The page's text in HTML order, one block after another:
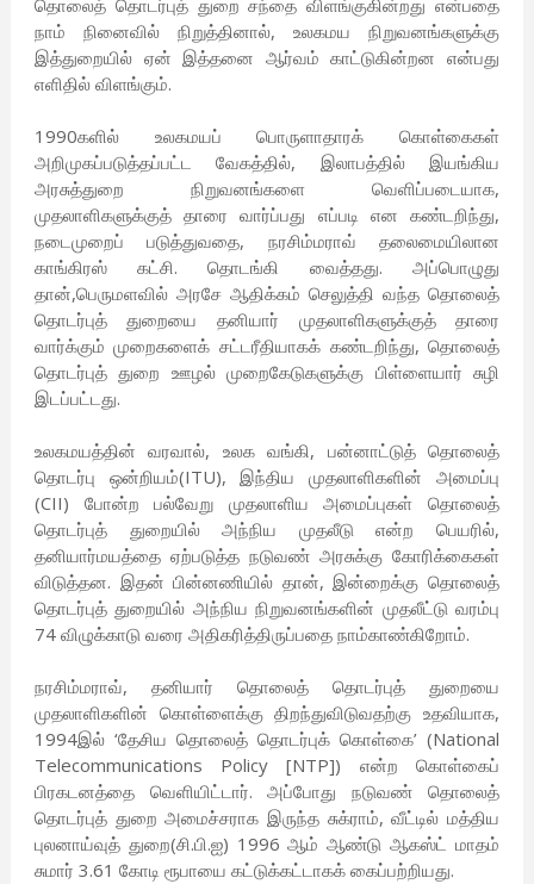
தொலைத் தொடர்புத் துறை சந்தை விளங்குகின்றது என்பதை
நாம் நினைவில் நிறுத்தினால், உலகமய நிறுவனங்களுக்கு
இத்துறையில் ஏன் இத்தனை ஆர்வம் காட்டுகின்றன என்பது
எளிதில் விளங்கும்.
1990களில் உலகமயப் பொருளாதாரக் கொள்கைகள்
அறிமுகப்படுத்தப்பட்ட வேகத்தில், இலாபத்தில் இயங்கிய
அரசுத்துறை நிறுவனங்களை வெளிப்படையாக,
முதலாளிகளுக்குத் தாரை வார்ப்பது எப்படி என கண்டறிந்து,
நடைமுறைப் படுத்துவதை, நரசிம்மராவ் தலைமையிலான
காங்கிரஸ் கட்சி. தொடங்கி வைத்தது. அப்பொழுது
தான்,பெருமளவில் அரசே ஆதிக்கம் செலுத்தி வந்த தொலைத்
தொடர்புத் துறையை தனியார் முதலாளிகளுக்குத் தாரை
வார்க்கும் முறைகளைக் சட்டரீதியாகக் கண்டறிந்து, தொலைத்
தொடர்புத் துறை ஊழல் முறைகேடுகளுக்கு பிள்ளையார் சுழி
இடப்பட்டது.
உலகமயத்தின் வரவால், உலக வங்கி, பன்னாட்டுத் தொலைத்
தொடர்பு ஒன்றியம்(ITU), இந்திய முதலாளிகளின் அமைப்பு
(CII) போன்ற பல்வேறு முதலாளிய அமைப்புகள் தொலைத்
தொடர்புத் துறையில் அந்நிய முதலீடு என்ற பெயரில்,
தனியார்மயத்தை ஏற்படுத்த நடுவண் அரசுக்கு கோரிக்கைகள்
விடுத்தன. இதன் பின்னணியில் தான், இன்றைக்கு தொலைத்
தொடர்புத் துறையில் அந்நிய நிறுவனங்களின் முதலீட்டு வரம்பு
74 விழுக்காடு வரை அதிகரித்திருப்பதை நாம்காண்கிறோம்.
நரசிம்மராவ், தனியார் தொலைத் தொடர்புத் துறையை
முதலாளிகளின் கொள்ளைக்கு திறந்துவிடுவதற்கு உதவியாக,
1994இல் ‘தேசிய தொலைத் தொடர்புக் கொள்கை’ (National
Telecommunications Policy [NTP]) என்ற கொள்கைப்
பிரகடனத்தை வெளியிட்டார். அப்போது நடுவண் தொலைத்
தொடர்புத் துறை அமைச்சராக இருந்த சுக்ராம், வீட்டில் மத்திய
புலனாய்வுத் துறை(சி.பி.ஐ) 1996 ஆம் ஆண்டு ஆகஸ்ட் மாதம்
சுமார் 3.61 கோடி ரூபாயை கட்டுக்கட்டாகக் கைப்பற்றியது.